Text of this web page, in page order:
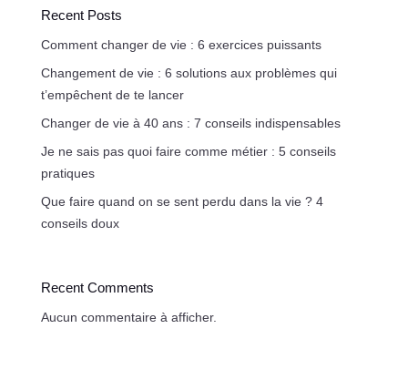
Recent Posts
Comment changer de vie : 6 exercices puissants
Changement de vie : 6 solutions aux problèmes qui
t’empêchent de te lancer
Changer de vie à 40 ans : 7 conseils indispensables
Je ne sais pas quoi faire comme métier : 5 conseils
pratiques
Que faire quand on se sent perdu dans la vie ? 4
conseils doux
Recent Comments
Aucun commentaire à afficher.